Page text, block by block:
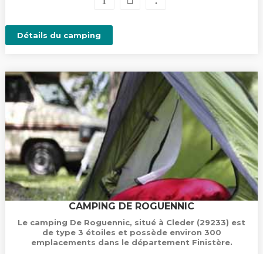
Détails du camping
CAMPING DE ROGUENNIC
Le camping De Roguennic, situé à Cleder (29233) est
de type 3 étoiles et possède environ 300
emplacements dans le département Finistère.